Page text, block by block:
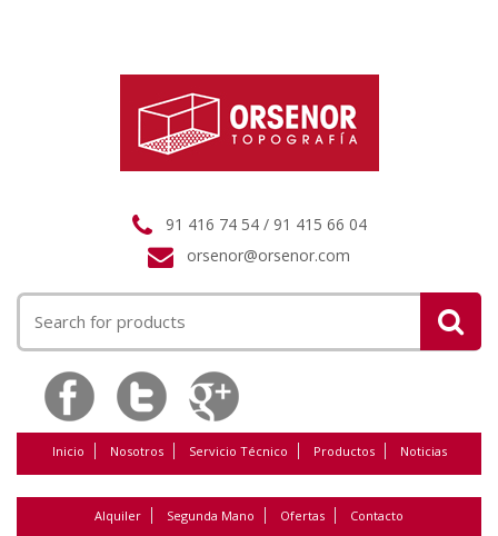
91 416 74 54 / 91 415 66 04
orsenor@orsenor.com
por:
Inicio Nosotros Servicio Técnico Productos Noticias
Alquiler Segunda Mano Ofertas Contacto